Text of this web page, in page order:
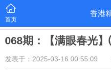
首页
香港
068期：【满眼春光
发表于：2025-03-16 00:55:09